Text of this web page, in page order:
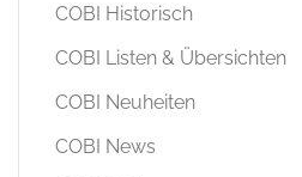
COBI Historisch
COBI Listen & Übersichten
COBI Neuheiten
COBI News